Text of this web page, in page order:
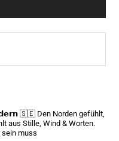
🇸🇪 Den Norden gefühlt,
aus Stille, Wind & Worten.
muss